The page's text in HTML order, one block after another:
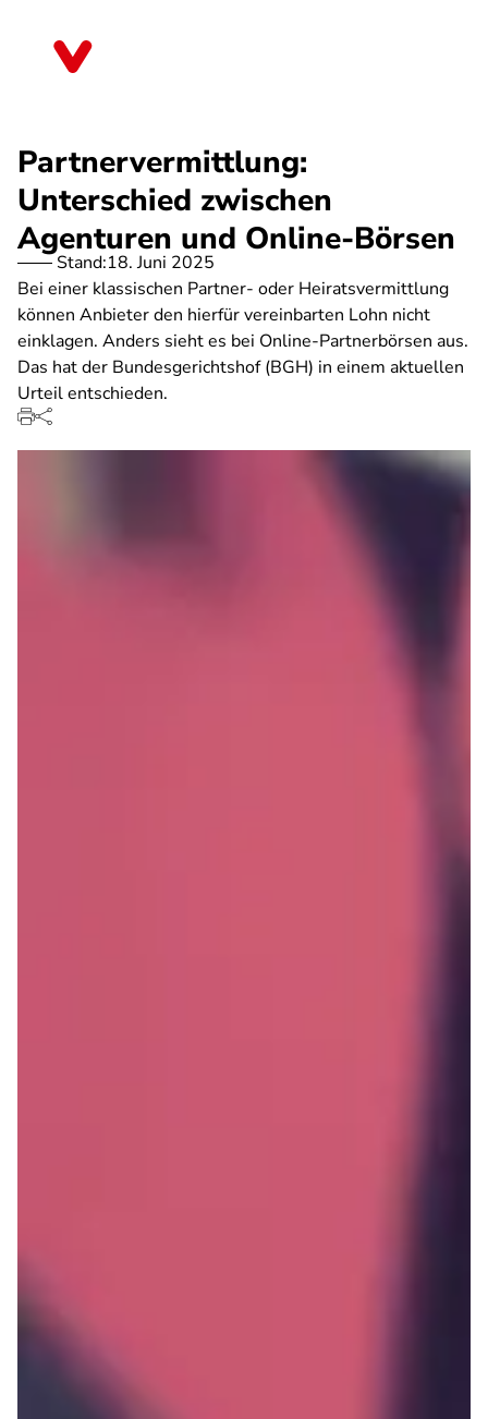
Partnervermittlung:
Unterschied zwischen
Agenturen und Online-Börsen
Stand:18. Juni 2025
Bei einer klassischen Partner- oder Heiratsvermittlung
können Anbieter den hierfür vereinbarten Lohn nicht
einklagen. Anders sieht es bei Online-Partnerbörsen aus.
Das hat der Bundesgerichtshof (BGH) in einem aktuellen
Urteil entschieden.